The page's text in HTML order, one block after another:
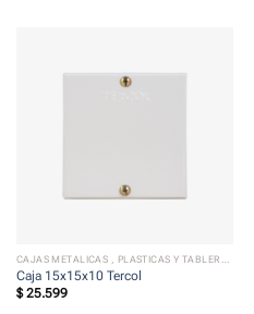
CAJAS METALICAS , PLASTICAS Y TABLEROS ELECTRICOS
Caja 15x15x10 Tercol
$25.599